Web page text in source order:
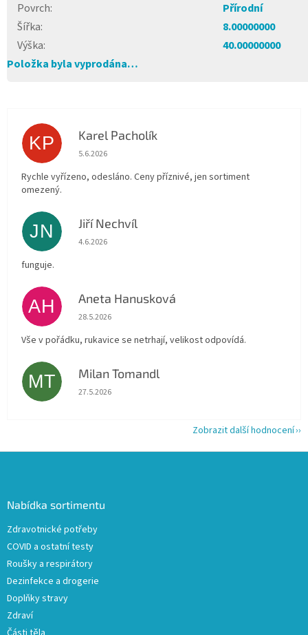
Povrch:
Přírodní
Šířka:
8.00000000
Výška:
40.00000000
Položka byla vyprodána…
KP Karel Pacholík
Hodnocení obchodu je 4 z 5 hvězdiček.
5.6.2026
Rychle vyřízeno, odesláno. Ceny příznivé, jen sortiment
omezený.
JN Jiří Nechvíl
Hodnocení obchodu je 5 z 5 hvězdiček.
4.6.2026
funguje.
AH Aneta Hanusková
Hodnocení obchodu je 5 z 5 hvězdiček.
28.5.2026
Vše v pořádku, rukavice se netrhají, velikost odpovídá.
MT Milan Tomandl
Hodnocení obchodu je 5 z 5 hvězdiček.
27.5.2026
Zobrazit další hodnocení
Nabídka sortimentu
Zdravotnické potřeby
COVID a ostatní testy
Roušky a respirátory
Dezinfekce a drogerie
Doplňky stravy
Zdraví